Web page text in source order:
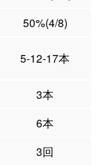
50%(4/8)
5-12-17本
3本
6本
3回